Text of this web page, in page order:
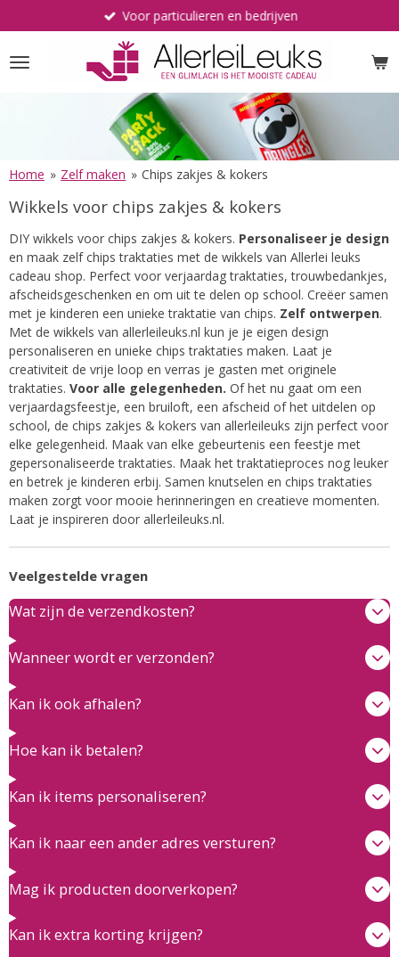
direct
naar
de
Voor particulieren en bedrijven
Home » Zelf maken » Chips zakjes & kokers
Wikkels voor chips zakjes & kokers
DIY wikkels voor chips zakjes & kokers. Personaliseer je design
en maak zelf chips traktaties met de wikkels van Allerlei leuks
cadeau shop. Perfect voor verjaardag traktaties, trouwbedankjes,
afscheidsgeschenken en om uit te delen op school. Creëer samen
met je kinderen een unieke traktatie van chips. Zelf ontwerpen.
Met de wikkels van allerleileuks.nl kun je je eigen design
personaliseren en unieke chips traktaties maken. Laat je
creativiteit de vrije loop en verras je gasten met originele
traktaties. Voor alle gelegenheden. Of het nu gaat om een
verjaardagsfeestje, een bruiloft, een afscheid of het uitdelen op
school, de chips zakjes & kokers van allerleileuks zijn perfect voor
elke gelegenheid. Maak van elke gebeurtenis een feestje met
gepersonaliseerde traktaties. Maak het traktatieproces nog leuker
en betrek je kinderen erbij. Samen knutselen en chips traktaties
maken zorgt voor mooie herinneringen en creatieve momenten.
Laat je inspireren door allerleileuks.nl.
Veelgestelde vragen
Wat zijn de verzendkosten?
Wanneer wordt er verzonden?
Kan ik ook afhalen?
Hoe kan ik betalen?
Kan ik items personaliseren?
Kan ik naar een ander adres versturen?
Mag ik producten doorverkopen?
Kan ik extra korting krijgen?